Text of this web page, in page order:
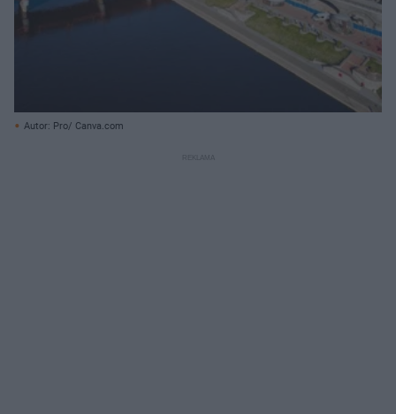
Autor: Pro/ Canva.com